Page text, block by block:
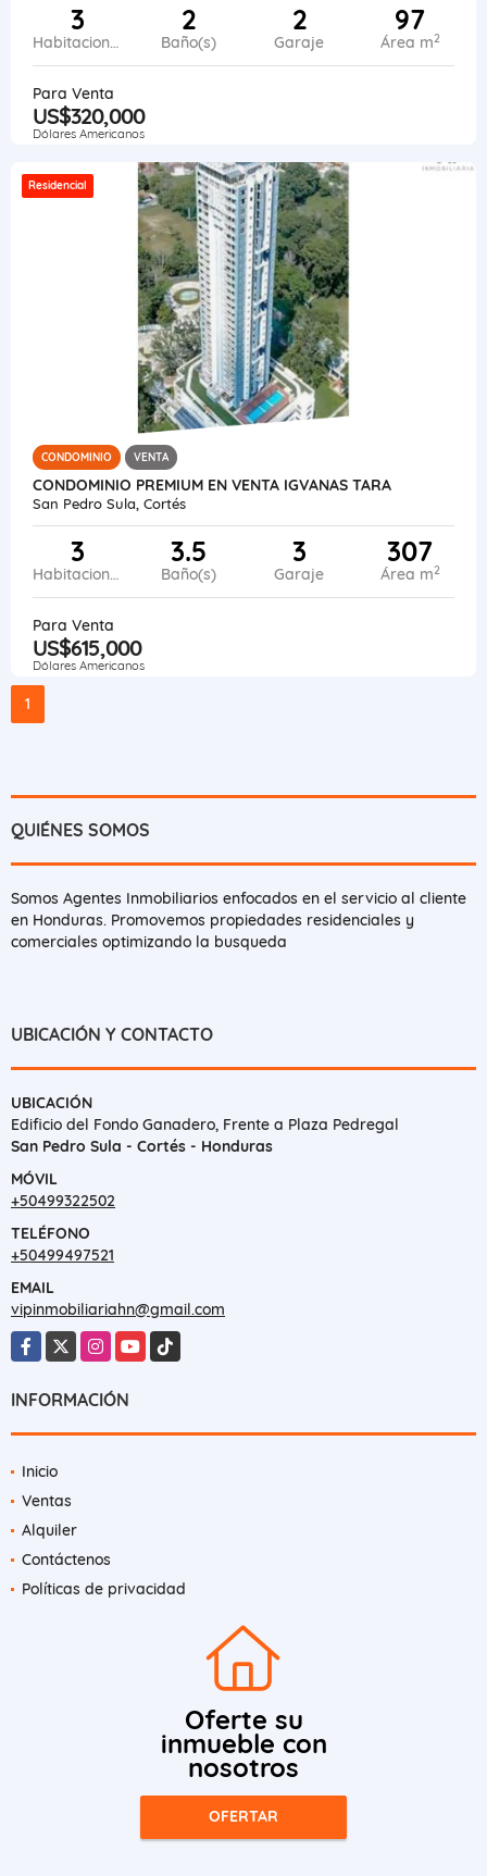
3
Habitaciones
2
Baño(s)
2
Garaje
97
Área m2
Para Venta
US$320,000
Dólares Americanos
Residencial
CONDOMINIO VENTA
CONDOMINIO PREMIUM EN VENTA IGVANAS TARA
San Pedro Sula, Cortés
3
Habitaciones
3.5
Baño(s)
3
Garaje
307
Área m2
Para Venta
US$615,000
Dólares Americanos
1
QUIÉNES SOMOS
Somos Agentes Inmobiliarios enfocados en el servicio al cliente
en Honduras. Promovemos propiedades residenciales y
comerciales optimizando la busqueda
UBICACIÓN Y CONTACTO
UBICACIÓN
Edificio del Fondo Ganadero, Frente a Plaza Pedregal
San Pedro Sula - Cortés - Honduras
MÓVIL
+50499322502
TELÉFONO
+50499497521
EMAIL
vipinmobiliariahn@gmail.com
Facebook
X InstagramYouTubeTikTok
INFORMACIÓN
Inicio
Ventas
Alquiler
Contáctenos
Políticas de privacidad
Oferte su
inmueble con
nosotros
OFERTAR